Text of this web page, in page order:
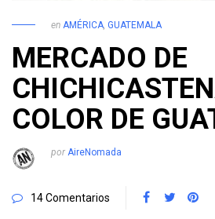
en AMÉRICA GUATEMALA
MERCADO DE
COLOR DE
por AireNomada
14 Comentarios